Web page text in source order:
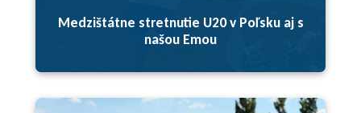
Medzištátne stretnutie U20 v Poľsku aj s
našou Emou